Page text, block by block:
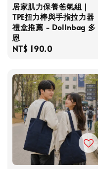
居家肌力保養爸氣組｜
TPE扭力棒與手指拉力器
禮盒推薦 - Dollnbag 多
恩
Regular
NT$ 190.0